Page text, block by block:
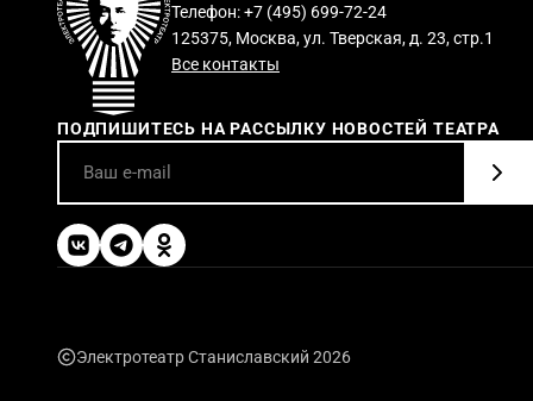
Телефон: +7 (495) 699-72-24
125375, Москва, ул. Тверская, д. 23, стр.1
Все контакты
ПОДПИШИТЕСЬ НА РАССЫЛКУ НОВОСТЕЙ ТЕАТРА
Электротеатр Станиславский 2026